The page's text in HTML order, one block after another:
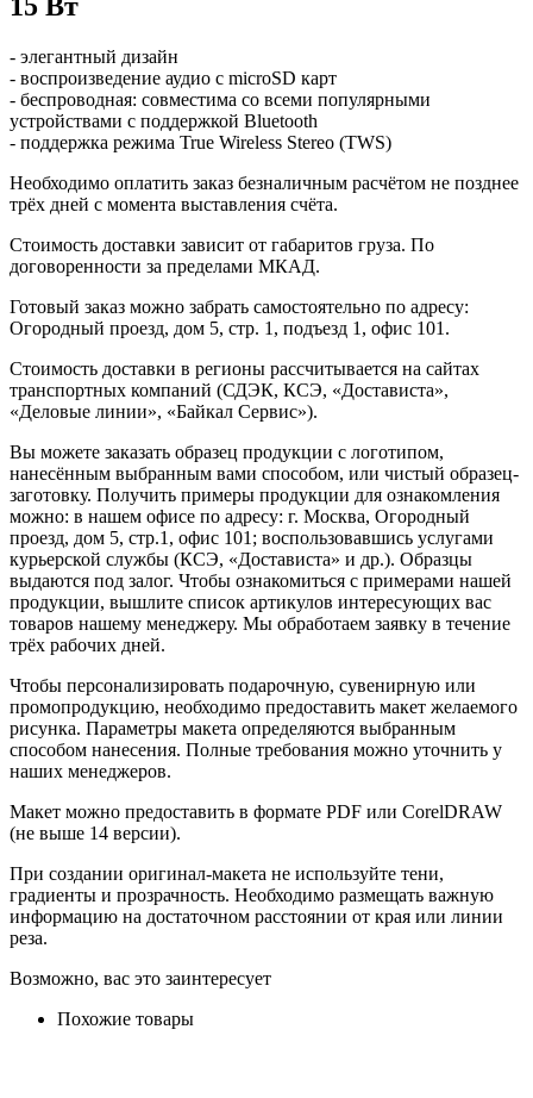
- элегантный дизайн
- воспроизведение аудио с microSD карт
- беспроводная: совместима со всеми популярными
устройствами с поддержкой Bluetooth
- поддержка режима True Wireless Stereo (TWS)
Необходимо оплатить заказ безналичным расчётом не позднее
трёх дней с момента выставления счёта.
Стоимость доставки зависит от габаритов груза. По
договоренности за пределами МКАД.
Готовый заказ можно забрать самостоятельно по адресу:
Огородный проезд, дом 5, стр. 1, подъезд 1, офис 101.
Стоимость доставки в регионы рассчитывается на сайтах
транспортных компаний (СДЭК, КСЭ, «Достависта»,
«Деловые линии», «Байкал Сервис»).
Вы можете заказать образец продукции с логотипом,
нанесённым выбранным вами способом, или чистый образец-
заготовку. Получить примеры продукции для ознакомления
можно: в нашем офисе по адресу: г. Москва, Огородный
проезд, дом 5, стр.1, офис 101; воспользовавшись услугами
курьерской службы (КСЭ, «Достависта» и др.). Образцы
выдаются под залог. Чтобы ознакомиться с примерами нашей
продукции, вышлите список артикулов интересующих вас
товаров нашему менеджеру. Мы обработаем заявку в течение
трёх рабочих дней.
Чтобы персонализировать подарочную, сувенирную или
промопродукцию, необходимо предоставить макет желаемого
рисунка. Параметры макета определяются выбранным
способом нанесения. Полные требования можно уточнить у
наших менеджеров.
Макет можно предоставить в формате PDF или CorelDRAW
(не выше 14 версии).
При создании оригинал-макета не используйте тени,
градиенты и прозрачность. Необходимо размещать важную
информацию на достаточном расстоянии от края или линии
реза.
Возможно, вас это заинтересует
Похожие товары